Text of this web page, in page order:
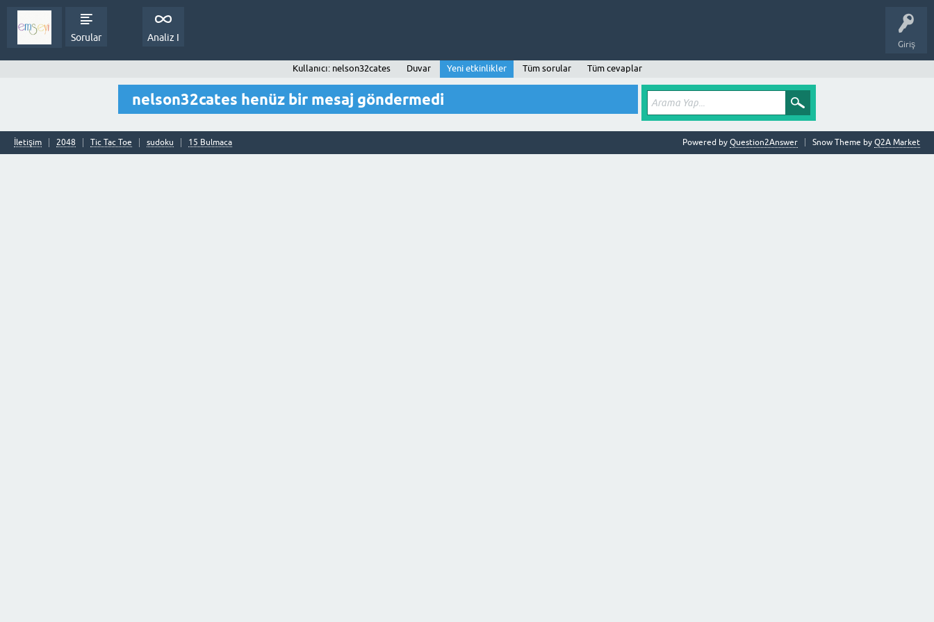
Giriş
Sorular Analiz I
Kullanıcı: nelson32cates Duvar Yeni etkinlikler Tüm sorular Tüm cevaplar
nelson32cates henüz bir mesaj göndermedi
İletişim 2048 Tic Tac Toe sudoku 15 Bulmaca Snow Theme by Q2A Market
Powered by Question2Answer